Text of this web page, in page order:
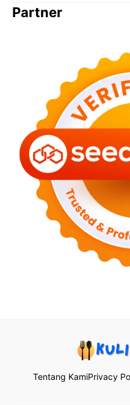
Partner
Tentang KamiPrivacy